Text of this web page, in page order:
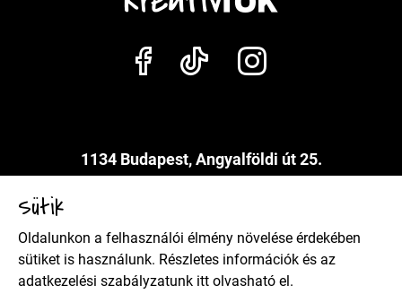
1134 Budapest, Angyalföldi út 25.
Adatkezelési szabályzat
Sütik
Oldalunkon a felhasználói élmény növelése érdekében
sütiket is használunk. Részletes információk és az
adatkezelési szabályzatunk itt olvasható el.